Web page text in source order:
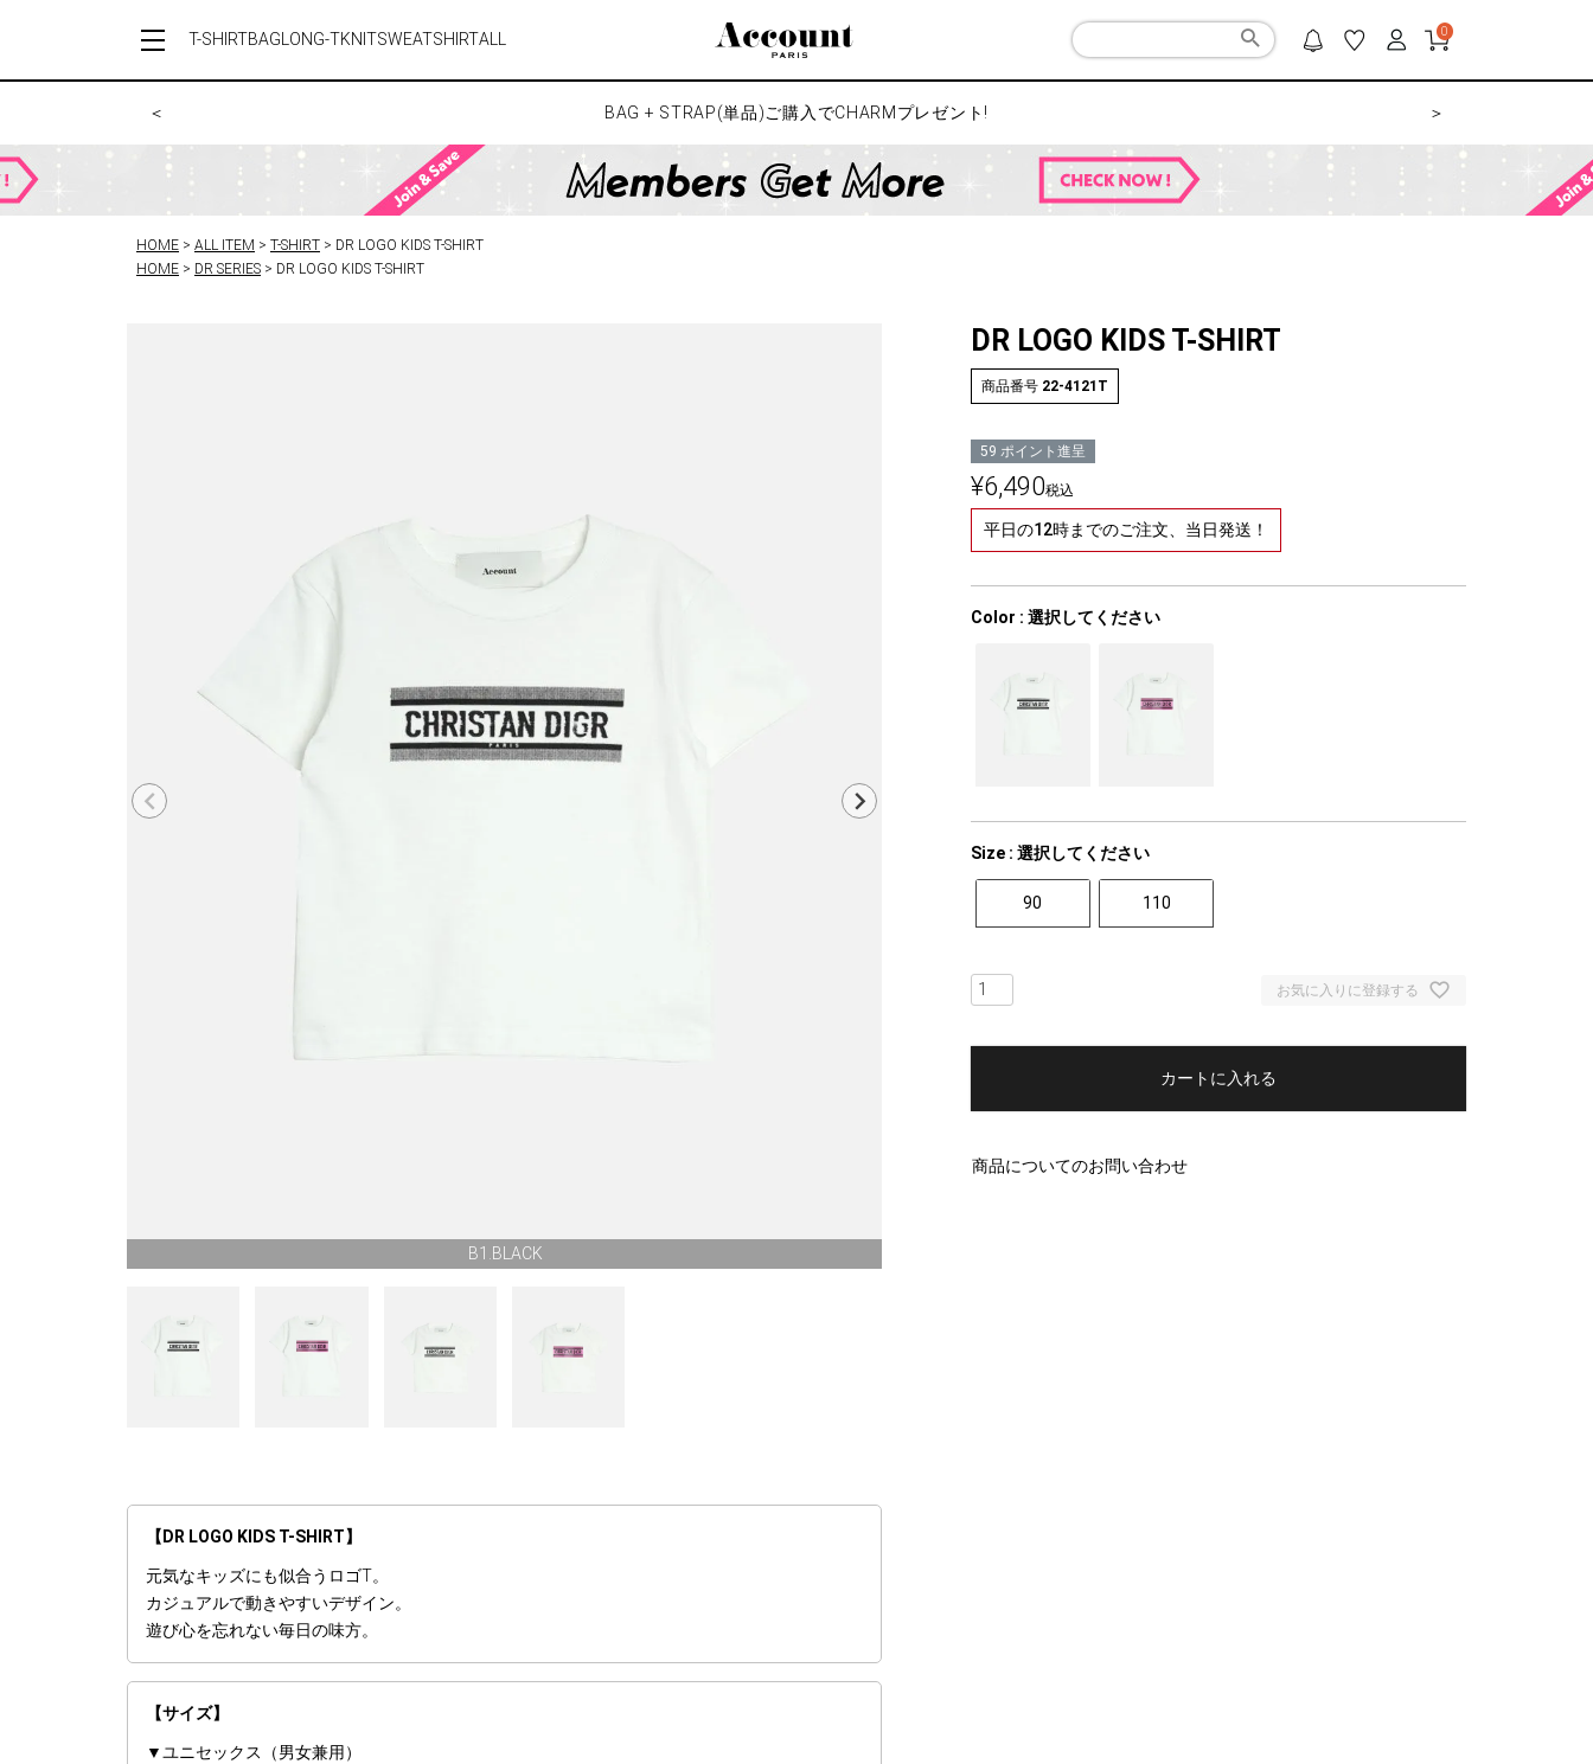
T-SHIRTBAG LONG-TKNITSWEATSHIRTALL 0
＜ BAG + STRAP(単品)ご購入でCHARMプレゼント! ＞
HOME ALL ITEM T-SHIRT
DR LOGO KIDS T-SHIRT
HOME
DR SERIES DR LOGO KIDS T-SHIRT
B1.BLACK
【DR LOGO KIDS T-SHIRT】
元気なキッズにも似合うロゴT。
カジュアルで動きやすいデザイン。
遊び心を忘れない毎日の味方。
【サイズ】
▼ユニセックス（男女兼用）
DR LOGO KIDS T-SHIRT
商品番号 22-4121T
59 ポイント進呈
¥6,490税込
平日の12時までのご注文、当日発送！
Color 選択してください
Size 選択してください
90 110
お気に入りに登録する
カートに入れる
商品についてのお問い合わせ